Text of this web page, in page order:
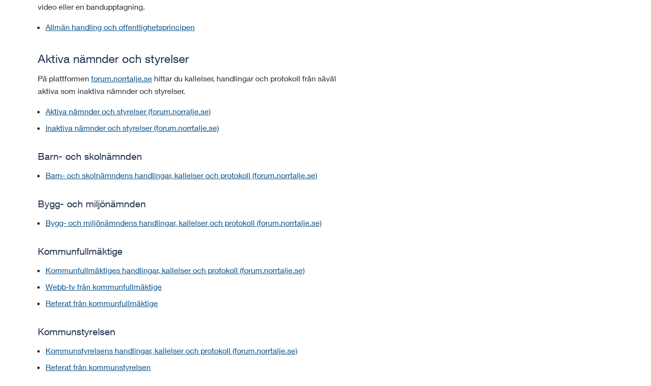
video eller en bandupptagning.
Allmän handling och offentlighetsprincipen
Aktiva nämnder och styrelser
På plattformen forum.norrtalje.se hittar du kallelser, handlingar och protokoll från såväl
aktiva som inaktiva nämnder och styrelser.
Aktiva nämnder och styrelser (forum.norralje.se)
Inaktiva nämnder och styrelser (forum.norrtalje.se)
Barn- och skolnämnden
Barn- och skolnämndens handlingar, kallelser och protokoll (forum.norrtalje.se)
Bygg- och miljönämnden
Bygg- och miljönämndens handlingar, kallelser och protokoll (forum.norrtalje.se)
Kommunfullmäktige
Kommunfullmäktiges handlingar, kallelser och protokoll (forum.norrtalje.se)
Webb-tv från kommunfullmäktige
Referat från kommunfullmäktige
Kommunstyrelsen
Kommunstyrelsens handlingar, kallelser och protokoll (forum.norrtalje.se)
Referat från kommunstyrelsen